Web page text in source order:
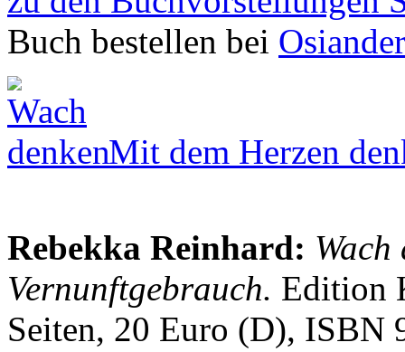
Buch bestellen bei
Mit dem Herzen
Rebekka Reinhard:
Vernunftgebrauch. Edition
Seiten, 20 Euro (D), ISBN